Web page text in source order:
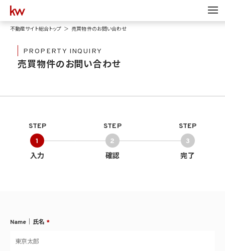
不動産サイト総合トップ 売買物件のお問い合わせ
PROPERTY INQUIRY
売買物件のお問い合わせ
STEP
1
入力
STEP
2
確認
STEP
3
完了
Name｜氏名 *